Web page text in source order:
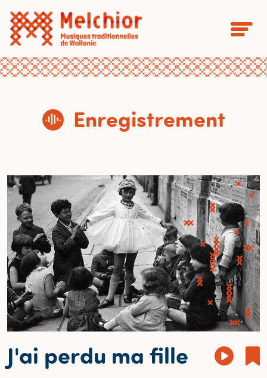
Enregistrement
J'ai perdu ma fille